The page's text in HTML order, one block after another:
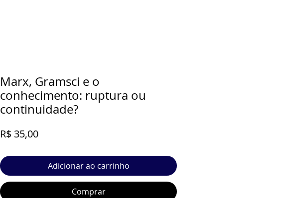
Marx, Gramsci e o
conhecimento: ruptura ou
continuidade?
R$ 35,00Preço
Adicionar ao carrinho
Comprar